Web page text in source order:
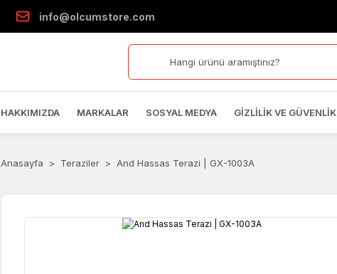
info@olcumstore.com
HAKKIMIZDA MARKALAR SOSYAL MEDYA GIZLILIK VE GÜVENLIK
Anasayfa Teraziler And Hassas Terazi | GX-1003A